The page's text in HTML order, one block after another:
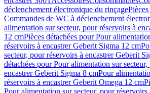
déclenchement électronique du rinçage
Commandes de WC à déclenchement
alimentation sur secteur, pour réservoirs à
12 cmPièces détachées pour Pour
réservoirs à encastrer Geberit Sigma 12 cm
secteur, pour réservoirs à encastrer Geberit
détachées pour Pour alimentation sur
encastrer Geberit Sigma 8 cmPour
réservoirs à encastrer Geberit Omega 12 cm
Pour alimentation sur secteur, pour réservoirs